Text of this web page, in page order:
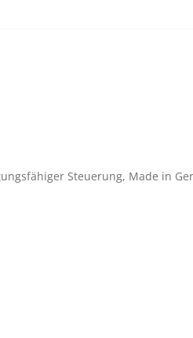
Steuerung, Made in